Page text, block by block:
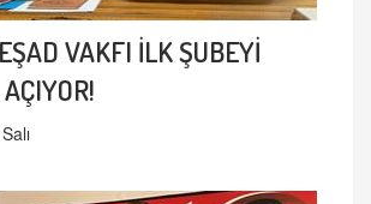
VAKFI İLK ŞUBEYİ